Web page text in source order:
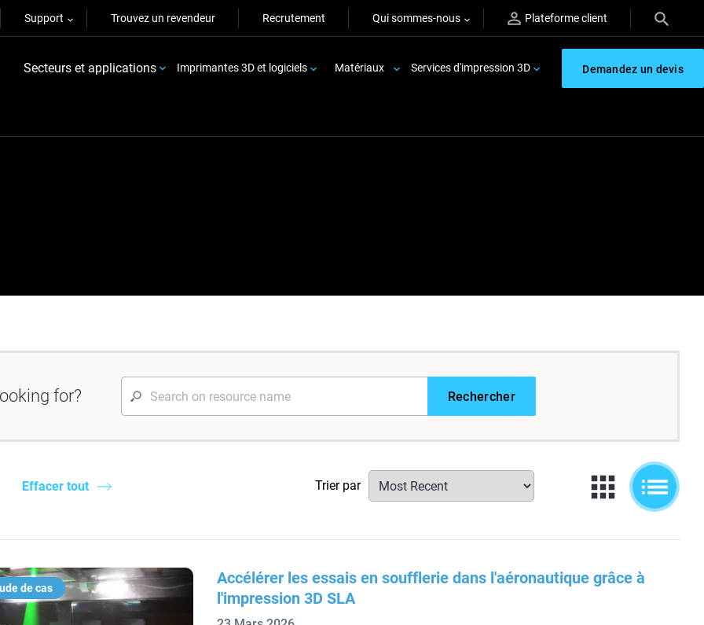
Support Trouvez un revendeur Recrutement Qui sommes-nous Plateforme client
Secteurs et applications Imprimantes 3D et logiciels Matériaux Services d'impression 3D Demandez un devis
for? Rechercher
Effacer tout Trier par
de cas
Accélérer les essais en soufflerie dans l'aéronautique grâce à
l'impression 3D SLA